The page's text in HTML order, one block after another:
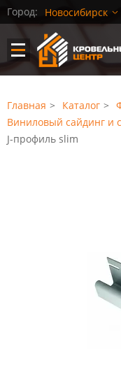
Город: Новосибирск
Главная Каталог
Виниловый сайдинг и
J-профиль slim